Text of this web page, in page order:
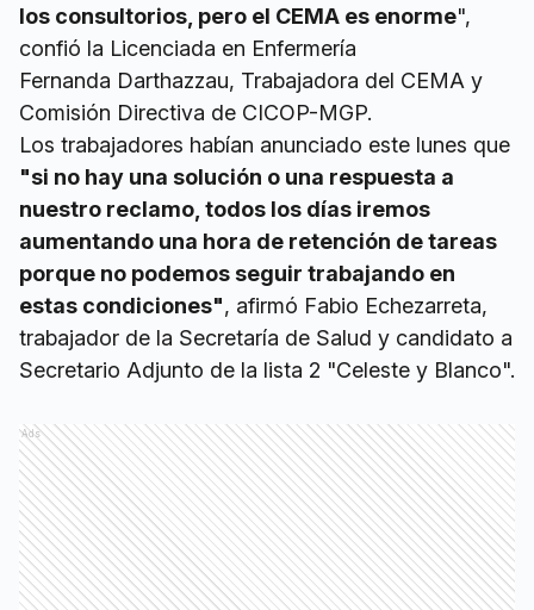
los consultorios, pero el CEMA es enorme",
confió la Licenciada en Enfermería
Fernanda Darthazzau, Trabajadora del CEMA y
Comisión Directiva de CICOP-MGP.
Los trabajadores habían anunciado este lunes que
"si no hay una solución o una respuesta a
nuestro reclamo, todos los días iremos
aumentando una hora de retención de tareas
porque no podemos seguir trabajando en
estas condiciones", afirmó Fabio Echezarreta,
trabajador de la Secretaría de Salud y candidato a
Secretario Adjunto de la lista 2 "Celeste y Blanco".
Ads